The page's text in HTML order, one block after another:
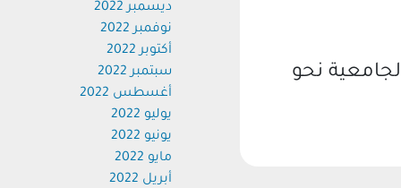
نحو
ديسمبر 2022
نوفمبر 2022
أكتوبر 2022
سبتمبر 2022
أغسطس 2022
يوليو 2022
يونيو 2022
مايو 2022
أبريل 2022